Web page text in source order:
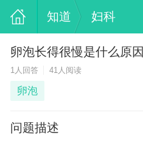
知道 妇科
卵泡长得很慢是什么原因
1人回答 41人阅读
卵泡
问题描述